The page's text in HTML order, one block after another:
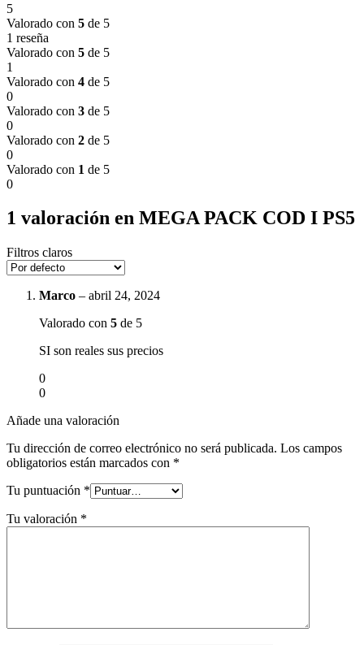
5
Valorado con 5 de 5
1 reseña
Valorado con 5 de 5
1
Valorado con 4 de 5
0
Valorado con 3 de 5
0
Valorado con 2 de 5
0
Valorado con 1 de 5
0
1 valoración en MEGA PACK COD I PS5
Filtros claros
Marco – abril 24, 2024
Valorado con 5 de 5
SI son reales sus precios
0
0
Añade una valoración
Tu dirección de correo electrónico no será publicada. Los campos
obligatorios están marcados con *
Tu puntuación *
Tu valoración *